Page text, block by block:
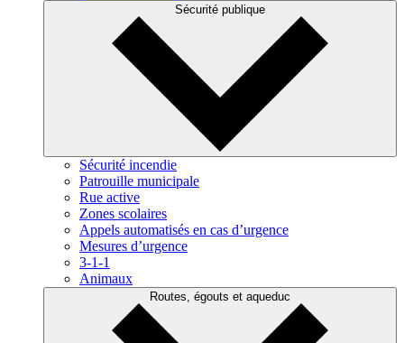
Sécurité publique
Sécurité incendie
Patrouille municipale
Rue active
Zones scolaires
Appels automatisés en cas d’urgence
Mesures d’urgence
3-1-1
Animaux
Routes, égouts et aqueduc